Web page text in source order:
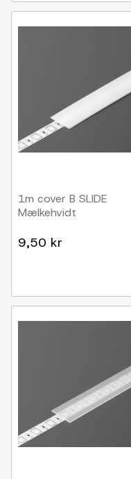
1m cover B SLIDE
Mælkehvidt
9,50 kr